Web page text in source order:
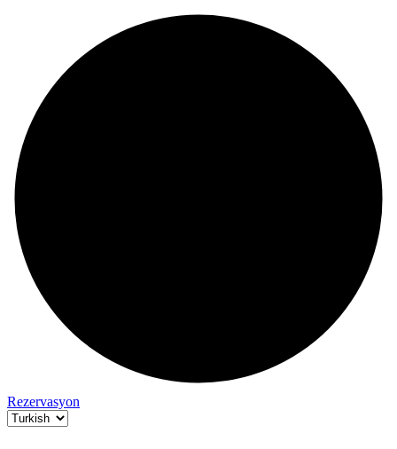
Rezervasyon